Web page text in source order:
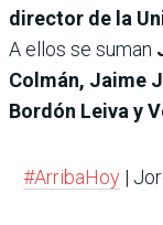
director de la
A ellos se suman
Colmán, Jaime
Bordón Leiva y
#ArribaHoy |